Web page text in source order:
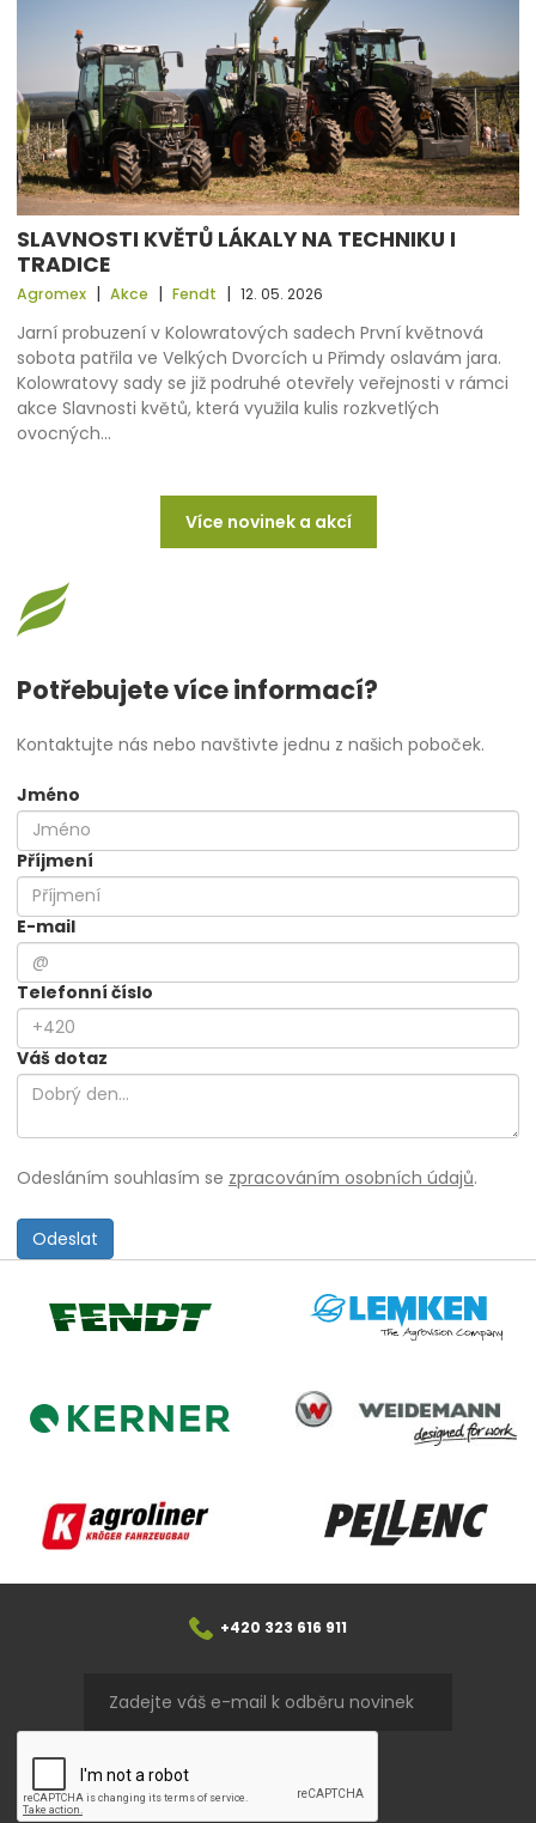
SLAVNOSTI KVĚTŮ LÁKALY NA TECHNIKU I
TRADICE
Agromex | Akce | Fendt | 12. 05. 2026
Jarní probuzení v Kolowratových sadech První květnová
sobota patřila ve Velkých Dvorcích u Přimdy oslavám jara.
Kolowratovy sady se již podruhé otevřely veřejnosti v rámci
akce Slavnosti květů, která využila kulis rozkvetlých
ovocných…
Více novinek a akcí
Potřebujete více informací?
Kontaktujte nás nebo navštivte jednu z našich poboček.
Jméno
Příjmení
E-mail
Telefonní číslo
Váš dotaz
Odesláním souhlasím se zpracováním osobních údajů.
Fendt Lemken
Kerner
Weidemann
Agroliner Pellenc
+420 323 616 911